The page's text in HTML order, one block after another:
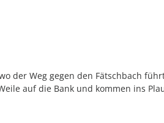
der Weg gegen den Fätschbach
auf die Bank und kommen ins